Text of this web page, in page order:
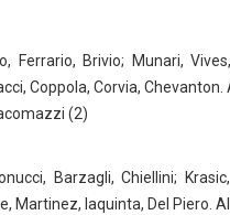
Ferrario, Brivio; Munari,
Coppola, Corvia, Chevanton.
(2)
Barzagli, Chiellini;
Martinez, Iaquinta, Del Piero.